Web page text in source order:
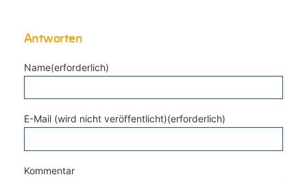
Antworten
Name(erforderlich)
E-Mail (wird nicht veröffentlicht)(erforderlich)
Kommentar